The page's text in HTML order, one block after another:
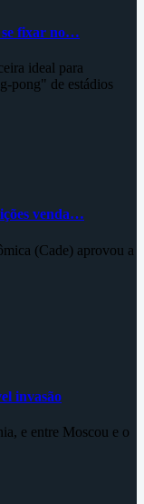
se fixar no…
ideal para
pong" de estádios
venda…
(Cade) aprovou a
invasão
e entre Moscou e o